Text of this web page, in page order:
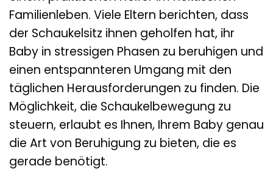
Familienleben. Viele Eltern berichten, dass
der Schaukelsitz ihnen geholfen hat, ihr
Baby in stressigen Phasen zu beruhigen und
einen entspannteren Umgang mit den
täglichen Herausforderungen zu finden. Die
Möglichkeit, die Schaukelbewegung zu
steuern, erlaubt es Ihnen, Ihrem Baby genau
die Art von Beruhigung zu bieten, die es
gerade benötigt.